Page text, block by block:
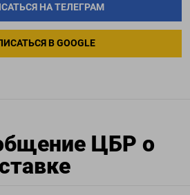
НА ТЕЛЕГРАМ
В GOOGLE
ЦБР о